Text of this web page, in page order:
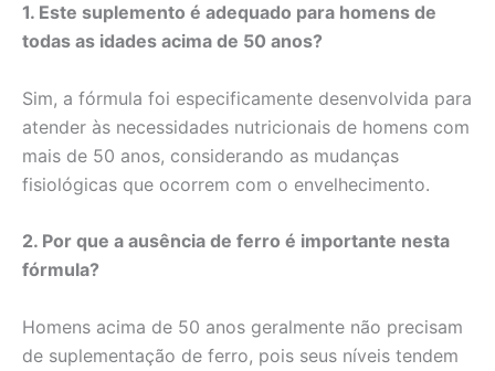
1. Este suplemento é adequado para homens de
todas as idades acima de 50 anos?
Sim, a fórmula foi especificamente desenvolvida para
atender às necessidades nutricionais de homens com
mais de 50 anos, considerando as mudanças
fisiológicas que ocorrem com o envelhecimento.
2. Por que a ausência de ferro é importante nesta
fórmula?
Homens acima de 50 anos geralmente não precisam
de suplementação de ferro, pois seus níveis tendem